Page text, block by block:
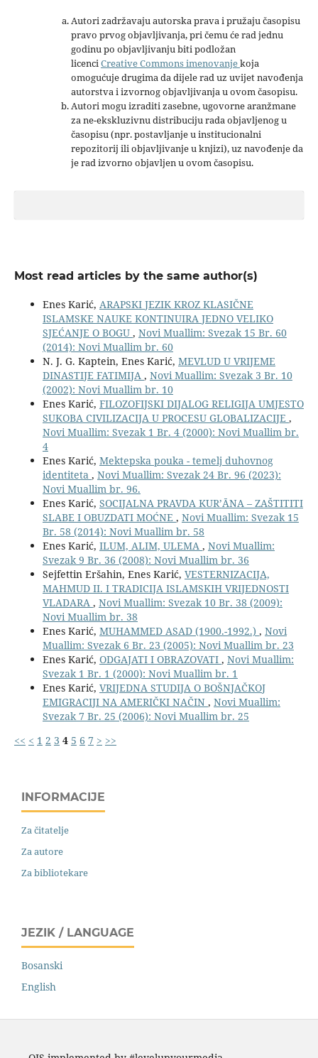
Autori zadržavaju autorska prava i pružaju časopisu
pravo prvog objavljivanja, pri čemu će rad jednu
godinu po objavljivanju biti podložan
licenciCreative Commons imenovanjekoja
omogućuje drugima da dijele rad uz uvijet navođenja
autorstva i izvornog objavljivanja u ovom časopisu.
Autori mogu izraditi zasebne, ugovorne aranžmane
za ne-ekskluzivnu distribuciju rada objavljenog u
časopisu (npr. postavljanje u institucionalni
repozitorij ili objavljivanje u knjizi), uz navođenje da
je rad izvorno objavljen u ovom časopisu.
Most read articles by the same author(s)
Enes Karić, ARAPSKI JEZIK KROZ KLASIČNE
ISLAMSKE NAUKE KONTINUIRA JEDNO VELIKO
SJEĆANJE O BOGU , Novi Muallim: Svezak 15 Br. 60
(2014): Novi Muallim br. 60
N. J. G. Kaptein, Enes Karić, MEVLUD U VRIJEME
DINASTIJE FATIMIJA , Novi Muallim: Svezak 3 Br. 10
(2002): Novi Muallim br. 10
Enes Karić, FILOZOFIJSKI DIJALOG RELIGIJA UMJESTO
SUKOBA CIVILIZACIJA U PROCESU GLOBALIZACIJE ,
Novi Muallim: Svezak 1 Br. 4 (2000): Novi Muallim br.
4
Enes Karić, Mektepska pouka - temelj duhovnog
identiteta , Novi Muallim: Svezak 24 Br. 96 (2023):
Novi Muallim br. 96.
Enes Karić, SOCIJALNA PRAVDA KUR’ĀNA – ZAŠTITITI
SLABE I OBUZDATI MOĆNE , Novi Muallim: Svezak 15
Br. 58 (2014): Novi Muallim br. 58
Enes Karić, ILUM, ALIM, ULEMA , Novi Muallim:
Svezak 9 Br. 36 (2008): Novi Muallim br. 36
Sejfettin Eršahin, Enes Karić, VESTERNIZACIJA,
MAHMUD II. I TRADICIJA ISLAMSKIH VRIJEDNOSTI
VLADARA , Novi Muallim: Svezak 10 Br. 38 (2009):
Novi Muallim br. 38
Enes Karić, MUHAMMED ASAD (1900.-1992.) , Novi
Muallim: Svezak 6 Br. 23 (2005): Novi Muallim br. 23
Enes Karić, ODGAJATI I OBRAZOVATI , Novi Muallim:
Svezak 1 Br. 1 (2000): Novi Muallim br. 1
Enes Karić, VRIJEDNA STUDIJA O BOŠNJAČKOJ
EMIGRACIJI NA AMERIČKI NAČIN , Novi Muallim:
Svezak 7 Br. 25 (2006): Novi Muallim br. 25
<< < 1 2 3 4 5 6 7 > >>
INFORMACIJE
Za čitatelje
Za autore
Za bibliotekare
JEZIK / LANGUAGE
Bosanski
English